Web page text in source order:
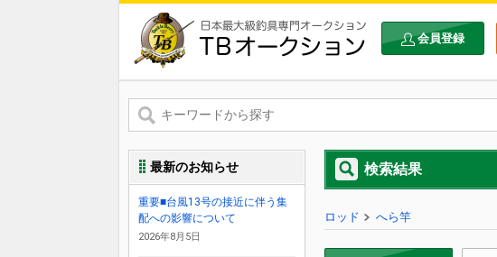
会員登録
最新のお知らせ
重要■台風13号の接近に伴う集
配への影響について
2026年8月5日
検索結果
ロッド へら竿